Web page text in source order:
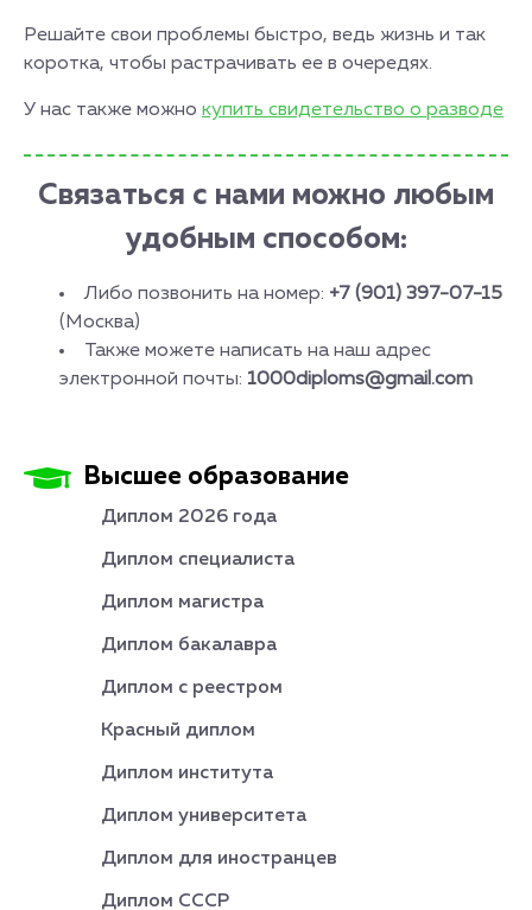
Решайте свои проблемы быстро, ведь жизнь и так
коротка, чтобы растрачивать ее в очередях.
У нас также можно купить свидетельство о разводе
Связаться с нами можно любым
удобным способом:
Либо позвонить на номер: +7 (901) 397-07-15
(Москва)
Также можете написать на наш адрес
электронной почты: 1000diploms@gmail.com
Высшее образование
Диплом 2026 года
Диплом специалиста
Диплом магистра
Диплом бакалавра
Диплом с реестром
Красный диплом
Диплом института
Диплом университета
Диплом для иностранцев
Диплом СССР